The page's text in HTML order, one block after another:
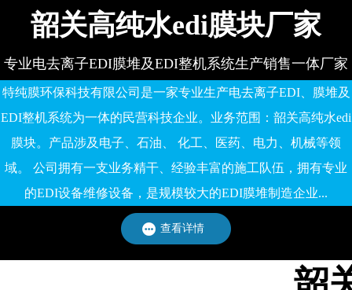
韶关高纯水edi膜块厂家
专业电去离子EDI膜堆及EDI整机系统生产销售一体厂家
特纯膜环保科技有限公司是一家专业生产电去离子EDI、膜堆及
EDI整机系统为一体的民营科技企业。业务范围：韶关高纯水edi
膜块。产品涉及电子、石油、 化工、医药、电力、机械等领
域。 公司拥有一支业务精干、经验丰富的施工队伍，拥有专业
的EDI设备维修设备，是规模较大的EDI膜堆制造企业...
查看详情